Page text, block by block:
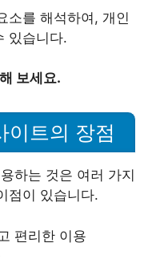
소를 해석하여, 개인
있습니다.
보세요.
이트의 장점
하는 것은 여러 가지
점이 있습니다.
편리한 이용